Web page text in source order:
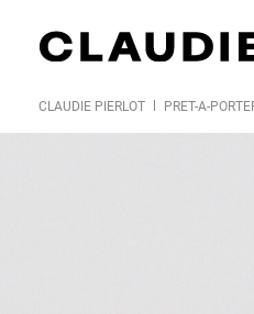
CLAUDIE PIERLOT PRÊT-À-